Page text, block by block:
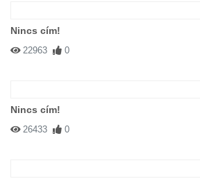
Nincs cím!
22963 0
Nincs cím!
26433 0